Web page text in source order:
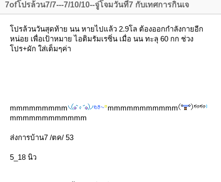
7ofโปรล้วน7/7---7/10/10--จู่โจมวันที่7 กับเทศการกินเจ
ปรล้วนวันสุดท้าย นน หายไปแล้ว 2.9โล ต้องออกกำลังกายอีก
หน่อย เพื่อเป้าหมาย ไอติมรัมเรซิ่น เมื่อ นน ทะลุ 60 กก ช่วง
ปร+ผัก ใส่เต็มๆค่า
mmmmmmmmm
mmmmmmmmmmm
mmmmmmmmmmmm
ส่งการบ้าน7 /ตค/ 53
5_18 นิว